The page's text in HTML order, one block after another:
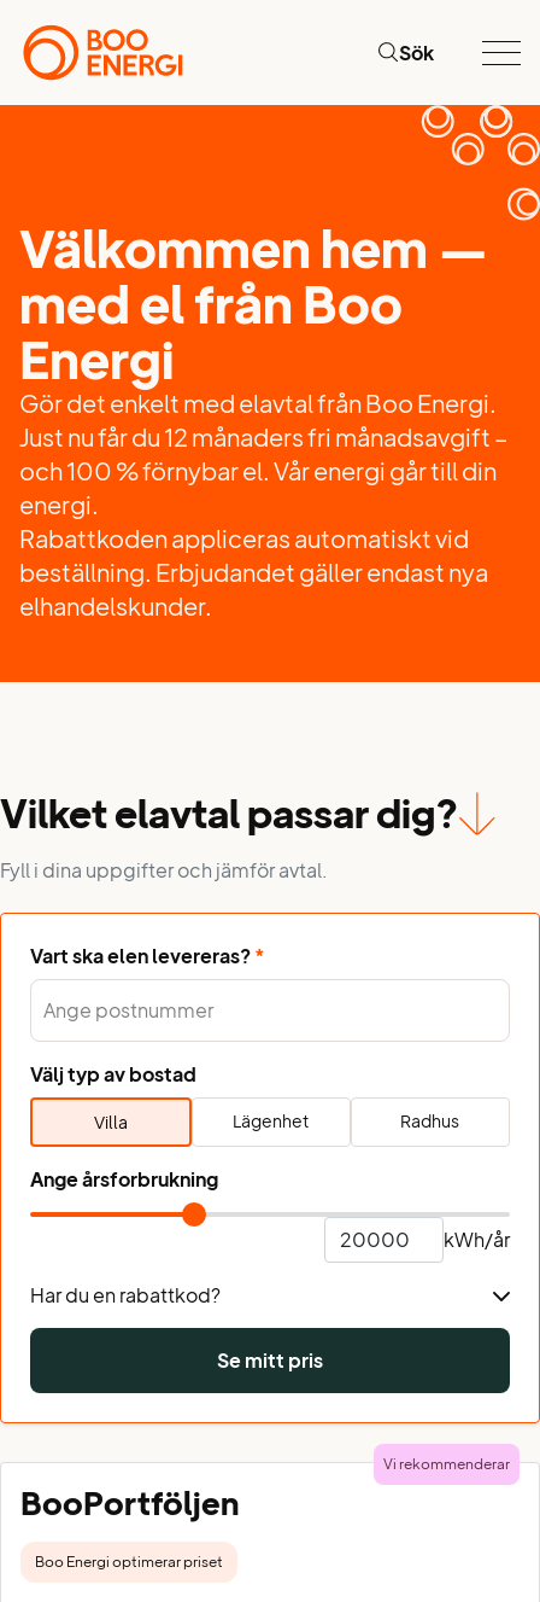
Sök
Välkommen hem —
med el från Boo
Energi
Gör det enkelt med elavtal från Boo Energi.
Just nu får du 12 månaders fri månadsavgift –
och 100 % förnybar el. Vår energi går till din
energi.
Rabattkoden appliceras automatiskt vid
beställning. Erbjudandet gäller endast nya
elhandelskunder.
Vilket elavtal passar dig?
Fyll i dina uppgifter och jämför avtal.
Vart ska elen levereras? *
Välj typ av bostad
Villa Lägenhet Radhus
Ange årsforbrukning
kWh/år
Har du en rabattkod?
Se mitt pris
Vi rekommenderar
BooPortföljen
Boo Energi optimerar priset